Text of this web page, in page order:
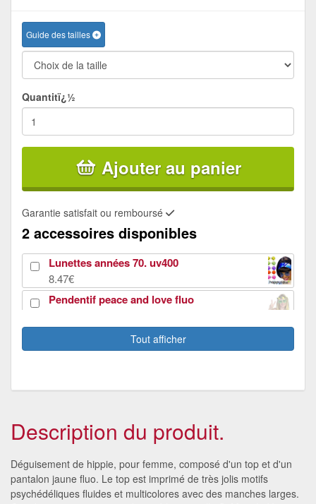
Guide des tailles
Quantitï¿½
Ajouter au panier
Garantie satisfait ou remboursé
2 accessoires disponibles
Lunettes années 70. uv400
8.47€
Pendentif peace and love fluo
Tout afficher
Description du produit.
Déguisement de hippie, pour femme, composé d'un top et d'un
pantalon jaune fluo. Le top est imprimé de très jolis motifs
psychédéliques fluides et multicolores avec des manches larges.